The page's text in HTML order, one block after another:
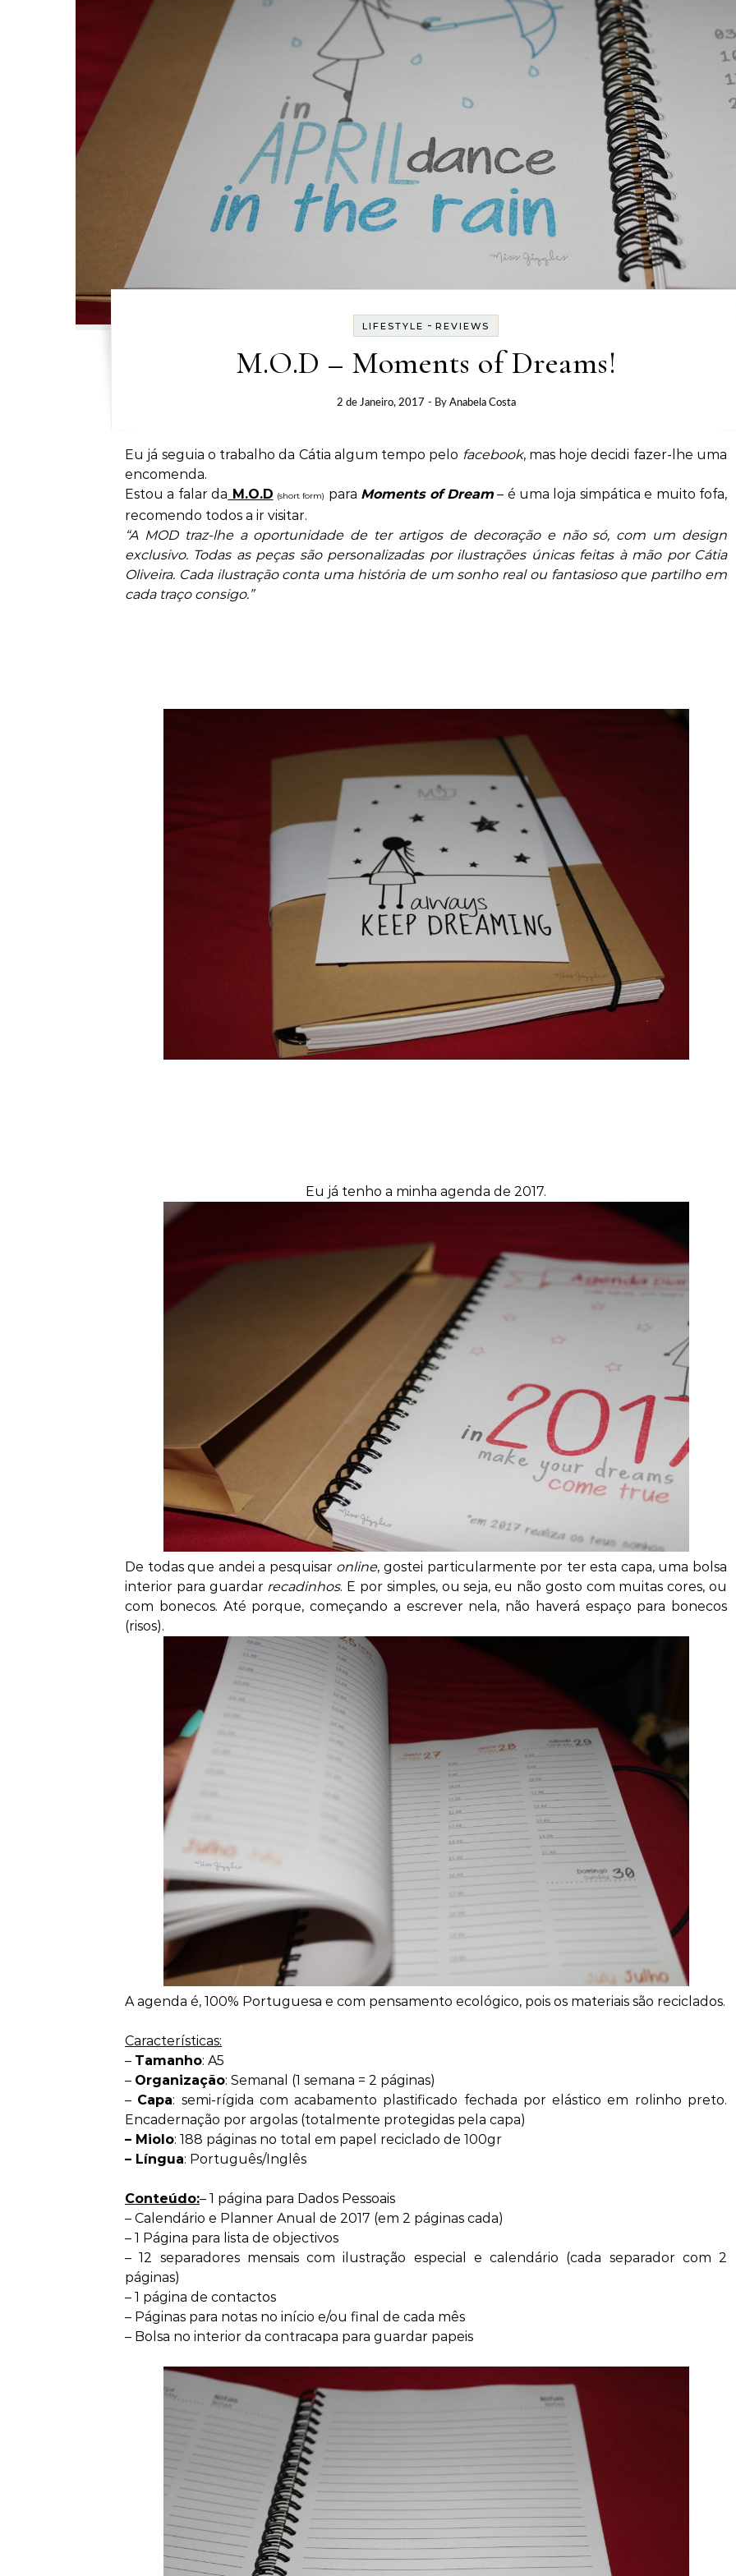
LIFESTYLE - REVIEWS
M.O.D – Moments of Dreams!
2 de Janeiro, 2017 - By Anabela Costa
Eu já seguia o trabalho da Cátia algum tempo pelo facebook, mas hoje decidi fazer-lhe uma
encomenda.
Estou a falar da M.O.D (short form) para Moments of Dream– é uma loja simpática e muito fofa,
recomendo todos a ir visitar.
“A MOD traz-lhe a oportunidade de ter artigos de decoração e não só, com um design
exclusivo. Todas as peças são personalizadas por ilustrações únicas feitas à mão por Cátia
Oliveira. Cada ilustração conta uma história de um sonho real ou fantasioso que partilho em
cada traço consigo.”
Eu já tenho a minha agenda de 2017.
De todas que andei a pesquisar online, gostei particularmente por ter esta capa, uma bolsa
interior para guardar recadinhos. E por simples, ou seja, eu não gosto com muitas cores, ou
com bonecos. Até porque, começando a escrever nela, não haverá espaço para bonecos
(risos).
A agenda é, 100% Portuguesa e com pensamento ecológico, pois os materiais são reciclados.
Características:
– Tamanho: A5
– Organização: Semanal (1 semana = 2 páginas)
– Capa: semi-rígida com acabamento plastificado fechada por elástico em rolinho preto.
Encadernação por argolas (totalmente protegidas pela capa)
– Miolo: 188 páginas no total em papel reciclado de 100gr
– Língua: Português/Inglês
Conteúdo:– 1 página para Dados Pessoais
– Calendário e Planner Anual de 2017 (em 2 páginas cada)
– 1 Página para lista de objectivos
– 12 separadores mensais com ilustração especial e calendário (cada separador com 2
páginas)
– 1 página de contactos
– Páginas para notas no início e/ou final de cada mês
– Bolsa no interior da contracapa para guardar papeis